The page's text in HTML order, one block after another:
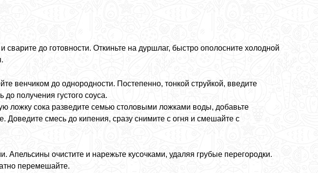
сварите до готовности. Откиньте на дуршлаг, быстро ополосните холодной
венчиком до однородности. Постепенно, тонкой струйкой, введите
получения густого соуса.
ложку сока разведите семью столовыми ложками воды, добавьте
Доведите смесь до кипения, сразу снимите с огня и смешайте с
Апельсины очистите и нарежьте кусочками, удаляя грубые перегородки.
перемешайте.